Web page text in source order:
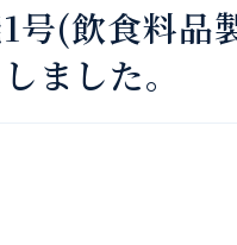
号(飲食料品
ました。